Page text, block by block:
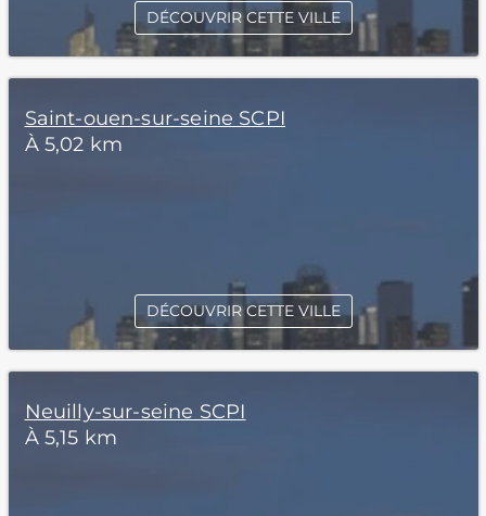
DÉCOUVRIR CETTE VILLE
Saint-ouen-sur-seine SCPI
À 5,02 km
DÉCOUVRIR CETTE VILLE
Neuilly-sur-seine SCPI
À 5,15 km